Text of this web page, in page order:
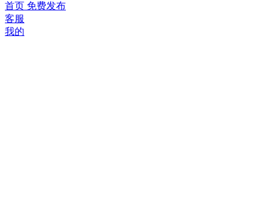
首页 免费发布
客服
我的